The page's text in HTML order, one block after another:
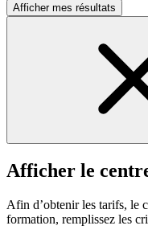
Afficher mes résultats
Afficher le
Afin d’obtenir les tarifs, le
formation, remplissez les